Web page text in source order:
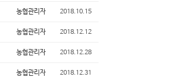
농협관리자 2018.10.15
농협관리자 2018.12.12
농협관리자 2018.12.28
농협관리자 2018.12.31